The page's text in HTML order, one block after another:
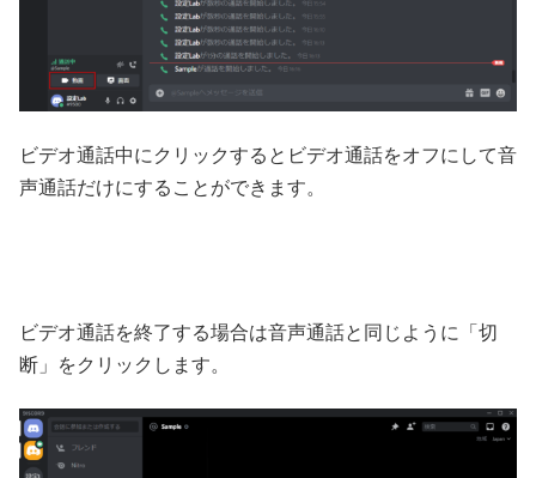
ビデオ通話中にクリックするとビデオ通話をオフにして音
声通話だけにすることができます。
ビデオ通話を終了する場合は音声通話と同じように「切
断」をクリックします。